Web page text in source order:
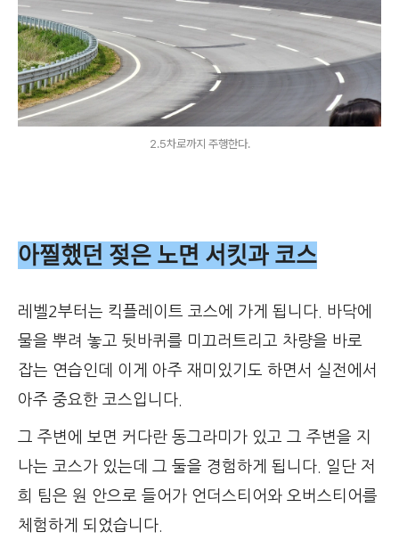
2.5차로까지 주행한다.
아찔했던 젖은 노면 서킷과 코스
레벨2부터는 킥플레이트 코스에 가게 됩니다. 바닥에
물을 뿌려 놓고 뒷바퀴를 미끄러트리고 차량을 바로
잡는 연습인데 이게 아주 재미있기도 하면서 실전에서
아주 중요한 코스입니다.
그 주변에 보면 커다란 동그라미가 있고 그 주변을 지
나는 코스가 있는데 그 둘을 경험하게 됩니다. 일단 저
희 팀은 원 안으로 들어가 언더스티어와 오버스티어를
체험하게 되었습니다.